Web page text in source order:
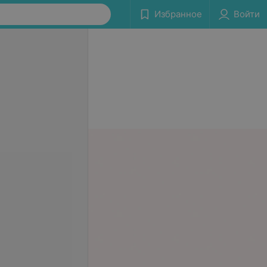
Избранное Войти